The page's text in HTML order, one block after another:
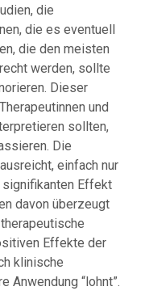
die
die es eventuell
die den meisten
werden, sollte
Dieser
und
sollten,
Die
einfach nur
Effekt
davon überzeugt
Effekte der
klinische
Anwendung “lohnt”.